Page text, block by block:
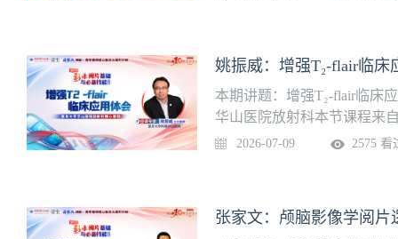
姚振威：增强T₂-flair临床
本期讲题：增强T₂-flair临床
华山医院放射科本节课程来
我进入学习页面
2026-07-09 2575 看
张家文：颅脑影像学阅片